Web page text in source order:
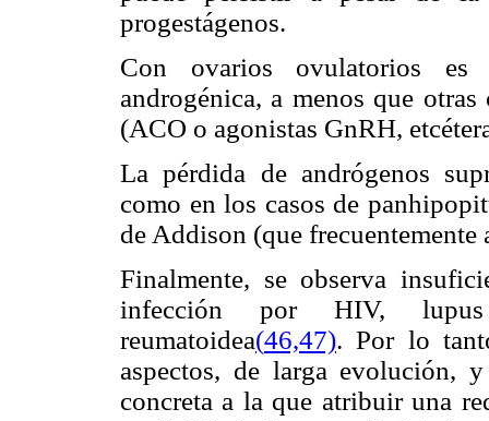
progestágenos.
Con ovarios ovulatorios
androgénica, a menos que
(ACO o agonistas GnRH,
La pérdida de andrógenos
como en los casos de
de Addison (que
Finalmente, se observa
infección por HIV,
reumatoidea(46,47). Por lo
aspectos, de larga evolución,
concreta a la que atribuir una